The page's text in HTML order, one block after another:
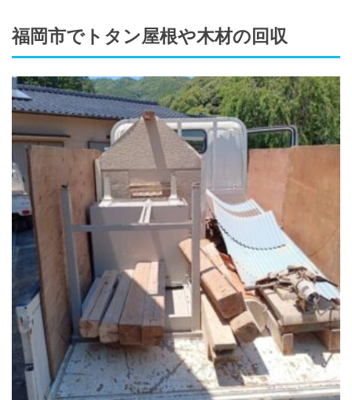
福岡市でトタン屋根や木材の回収